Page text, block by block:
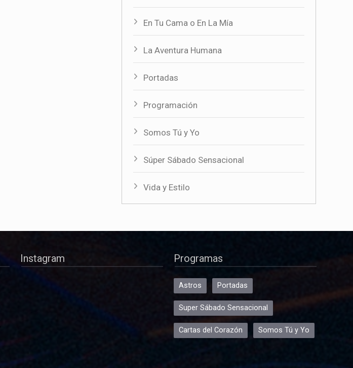
En Tu Cama o En La Mía
La Aventura Humana
Portadas
Programación
Somos Tú y Yo
Súper Sábado Sensacional
Vida y Estilo
Instagram Programas
Astros Portadas
Super Sábado Sensacional
Cartas del Corazón Somos Tú y Yo